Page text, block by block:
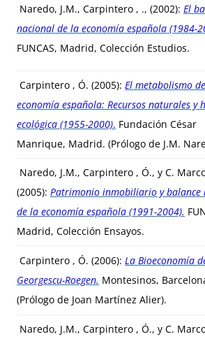
Naredo, J.M., Carpintero , ., (2002): El
nacional de la economía española (1984-
FUNCAS, Madrid, Colección Estudios.
Carpintero , Ó. (2005): El metabolismo
economía española: Recursos naturales y
ecológica (1955-2000). Fundación César
Manrique, Madrid. (Prólogo de J.M.
Naredo, J.M., Carpintero , Ó., y C.
(2005): Patrimonio inmobiliario y balance
de la economía española (1991-2004).
Madrid, Colección Ensayos.
Carpintero , Ó. (2006): La Bioeconomía
Georgescu-Roegen. Montesinos,
(Prólogo de Joan Martínez Alier).
Naredo, J.M., Carpintero , Ó., y C.